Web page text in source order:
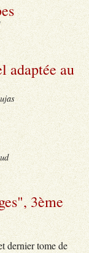
adaptée au
3ème
dernier tome de